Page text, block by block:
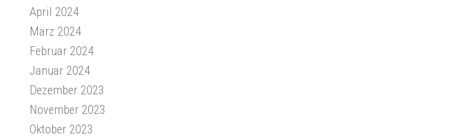
April 2024
März 2024
Februar 2024
Januar 2024
Dezember 2023
November 2023
Oktober 2023